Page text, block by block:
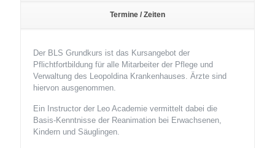
Termine / Zeiten
Der BLS Grundkurs ist das Kursangebot der
Pflichtfortbildung für alle Mitarbeiter der Pflege und
Verwaltung des Leopoldina Krankenhauses. Ärzte sind
hiervon ausgenommen.
Ein Instructor der Leo Academie vermittelt dabei die
Basis-Kenntnisse der Reanimation bei Erwachsenen,
Kindern und Säuglingen.